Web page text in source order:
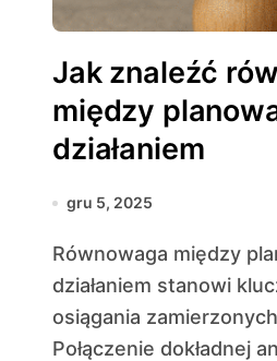
Jak znaleźć
między
działaniem
gru 5, 2025
Równowaga między planowaniem a
działaniem stanowi
osiągania
Połączenie dokładnej